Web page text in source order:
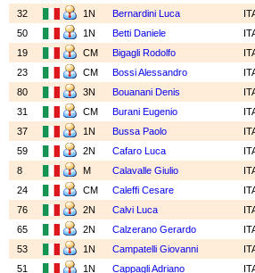
32
1N Bernardini Luca
50
1N Betti Daniele
19
CM Bigagli Rodolfo
23
CM Bossi Alessandro
80
3N Bouanani Denis
31
CM Burani Eugenio
37
1N Bussa Paolo
59
2N Cafaro Luca
8
M Calavalle Giulio
24
CM Caleffi Cesare
76
2N Calvi Luca
65
2N Calzerano Gerardo
53
1N Campatelli Giovanni
51
1N Cappagli Adriano